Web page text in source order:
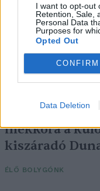
I want to opt-out
Retention, Sale,
Personal Data
Purposes for
Opted Out
CONFIRM
Data Deletion
Történelmi
Britanniát is
SZEMLE
Elképesztő
mekkora a
kiszáradó
ÉLŐ BOLYGÓNK